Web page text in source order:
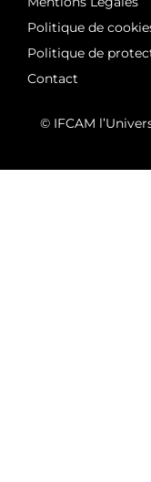
Politique de
Politique de
Contact
© IFCAM